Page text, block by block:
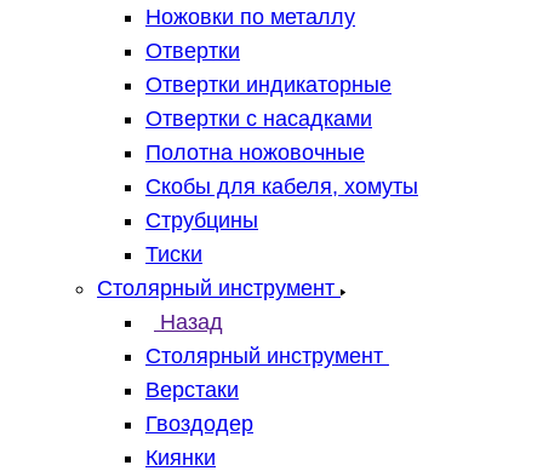
Ножовки по металлу
Отвертки
Отвертки индикаторные
Отвертки с насадками
Полотна ножовочные
Скобы для кабеля, хомуты
Струбцины
Тиски
Столярный инструмент
Назад
Столярный инструмент
Верстаки
Гвоздодер
Киянки